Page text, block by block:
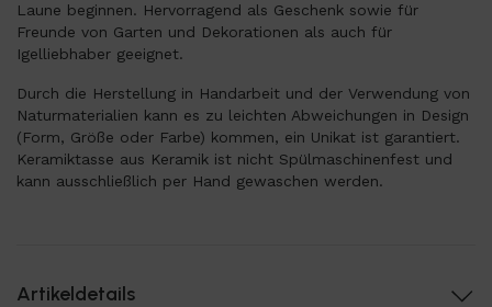
Laune beginnen. Hervorragend als Geschenk sowie für
Freunde von Garten und Dekorationen als auch für
Igelliebhaber geeignet.
Durch die Herstellung in Handarbeit und der Verwendung von
Naturmaterialien kann es zu leichten Abweichungen in Design
(Form, Größe oder Farbe) kommen, ein Unikat ist garantiert.
Keramiktasse aus Keramik ist nicht Spülmaschinenfest und
kann ausschließlich per Hand gewaschen werden.
Artikeldetails